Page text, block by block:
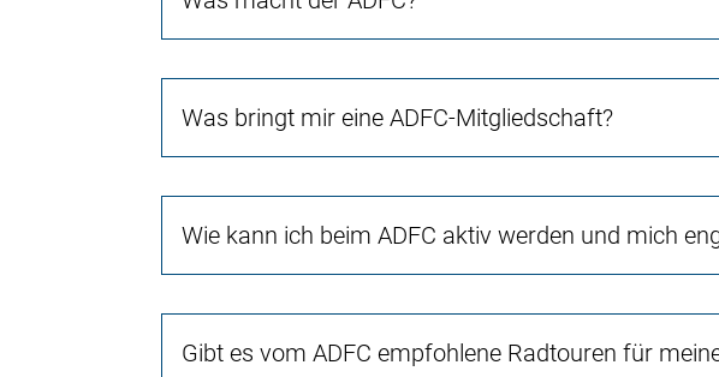
Was bringt mir eine ADFC-Mitgliedschaft?
Wie kann ich beim ADFC aktiv werden und mich
Gibt es vom ADFC empfohlene Radtouren für